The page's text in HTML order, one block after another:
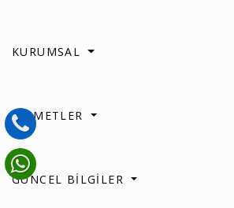
KURUMSAL
HİZMETLER
GÜNCEL BİLGİLER